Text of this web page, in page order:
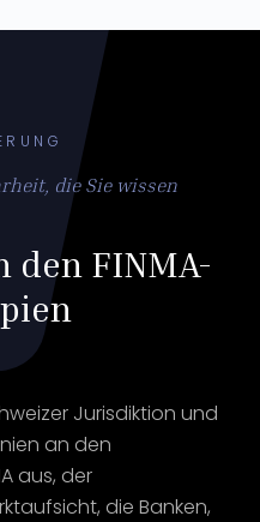
die Sie wissen
den FINMA-
Jurisdiktion und
an den
aus, der
die Banken,